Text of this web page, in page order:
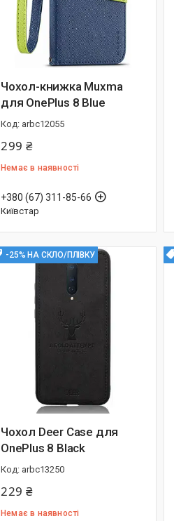
Чохол-книжка Muxma
для OnePlus 8 Blue
arbc12055
299 ₴
Немає в наявності
+380 (67) 311-85-66
Київстар
-25% НА СКЛО/ПЛІВКУ
Чохол Deer Case для
OnePlus 8 Black
arbc13250
229 ₴
Немає в наявності